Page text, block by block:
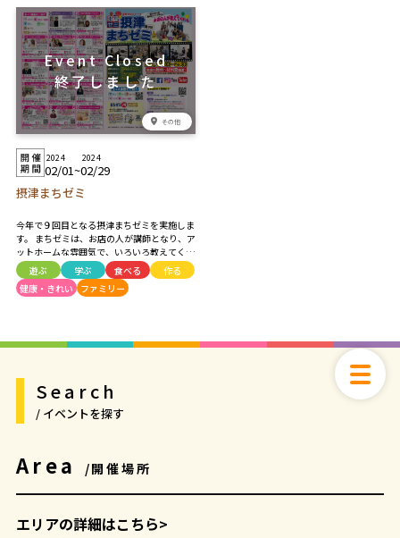
その他
2024
02/01~
2024
02/29
摂津まちゼミ
今年で９回目となる摂津まちゼミを実施しま
す。 まちゼミは、お店の人が講師となり、ア
ットホームな雰囲気で、いろいろ教えてくれ
たり、体験できるイベントです。 参加費は無
料～材料費程度。 お店からの押し売りが無
いので、お気軽にご参加ください。
遊ぶ 学ぶ 食べる
作る
健康・きれい
ファミリー
Search
/ イベントを探す
Area /開催場所
エリアの詳細はこちら>